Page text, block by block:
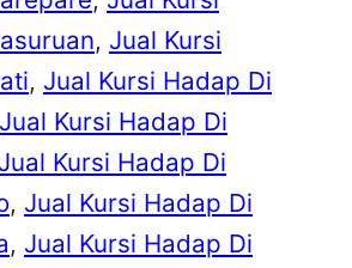
, Jual Kursi
, Jual Kursi Hadap Di
Jual Kursi Hadap Di
Jual Kursi Hadap Di
, Jual Kursi Hadap Di
, Jual Kursi Hadap Di